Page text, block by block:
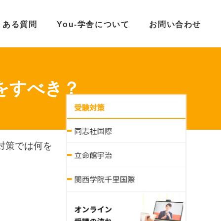
ある質問 You-学舎について お問い合わせ
すべき？
策では何を